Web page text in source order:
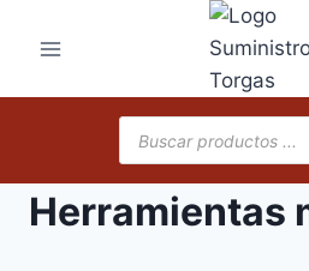
Búsqueda
de
productos
Herramientas